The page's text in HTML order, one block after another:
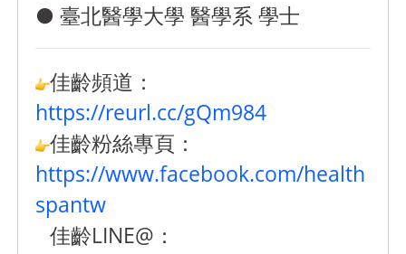
● 臺北醫學大學 醫學系 學士
佳齡頻道：
https://reurl.cc/gQm984
佳齡粉絲專頁：
https://www.facebook.com/health
spantw
佳齡LINE@：